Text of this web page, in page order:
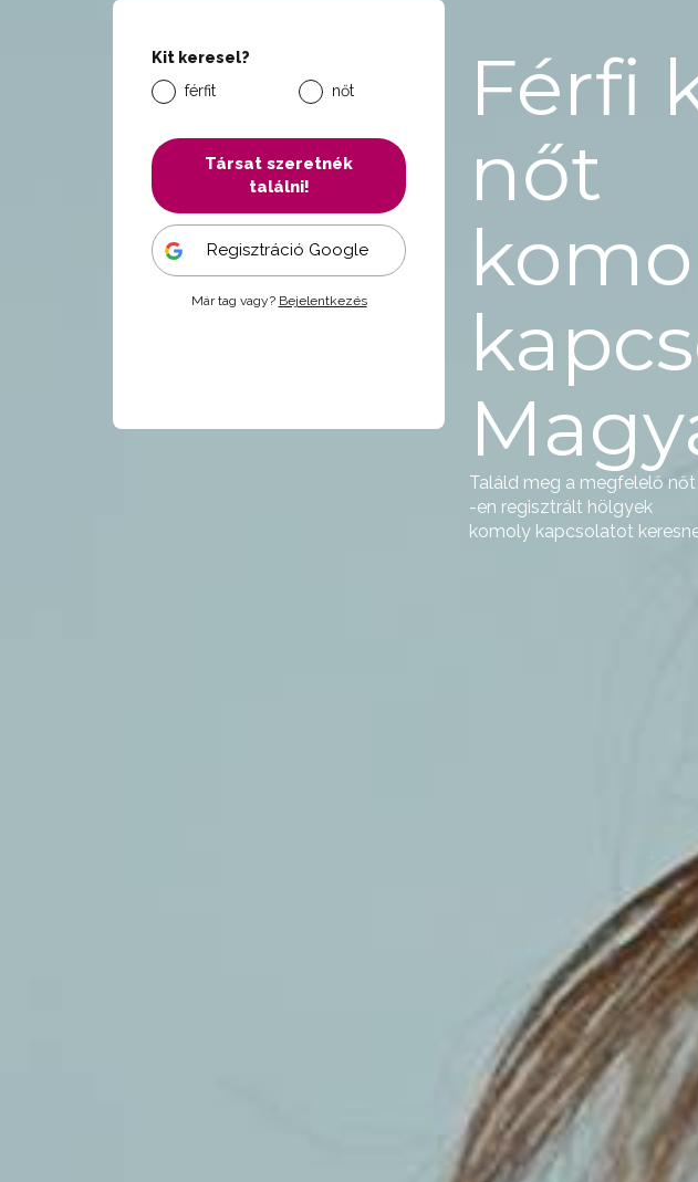
Kit keresel?
férfit
nőt
Társat szeretnék
találni!
Regisztráció Google
Már tag vagy? Bejelentkezés
Férfi
nőt
Találd meg a megfelelő
-en regisztrált hölgyek
komoly kapcsolatot